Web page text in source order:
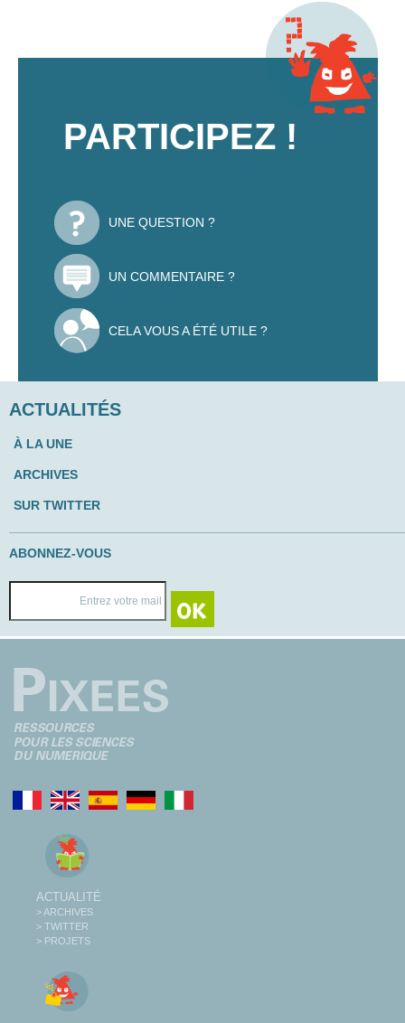
PARTICIPEZ !
UNE QUESTION ?
UN COMMENTAIRE ?
CELA VOUS A ÉTÉ UTILE ?
ACTUALITÉS
À LA UNE
ARCHIVES
SUR TWITTER
ABONNEZ-VOUS
ACTUALITÉ
> ARCHIVES
> TWITTER
> PROJETS